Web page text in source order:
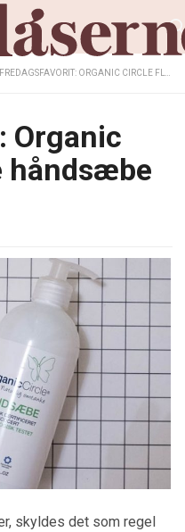
FREDAGSFAVORIT: ORGANIC CIRCLE FLYDENDE HÅNDSÆBE FRA REMA 1000
Organic
håndsæbe
skyldes det som regel